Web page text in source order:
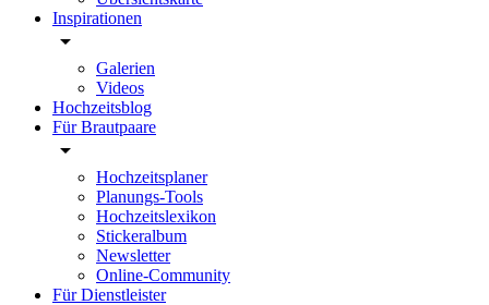
Inspirationen
Galerien
Videos
Hochzeitsblog
Für Brautpaare
Hochzeitsplaner
Planungs-Tools
Hochzeitslexikon
Stickeralbum
Newsletter
Online-Community
Für Dienstleister